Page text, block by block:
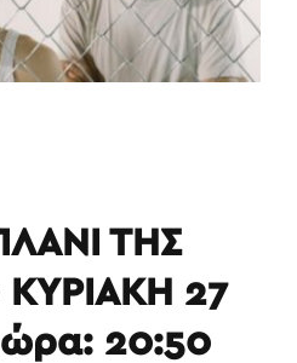
ΤΗΣ
ΚΥΡΙΑΚΗ 27
ώρα: 20:50